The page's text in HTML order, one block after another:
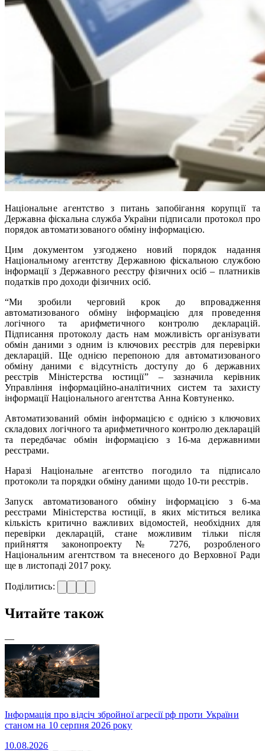
Національне агентство з питань запобігання корупції та
Державна фіскальна служба України підписали протокол про
порядок автоматизованого обміну інформацією.
Цим документом узгоджено новий порядок надання
Національному агентству Державною фіскальною службою
інформації з Державного реєстру фізичних осіб – платників
податків про доходи фізичних осіб.
“Ми зробили черговий крок до впровадження
автоматизованого обміну інформацією для проведення
логічного та арифметичного контролю декларацій.
Підписання протоколу дасть нам можливість організувати
обмін даними з одним із ключових реєстрів для перевірки
декларацій. Ще однією перепоною для автоматизованого
обміну даними є відсутність доступу до 6 державних
реєстрів Міністерства юстиції” – зазначила керівник
Управління інформаційно-аналітичних систем та захисту
інформації Національного агентства Анна Ковтуненко.
Автоматизований обмін інформацією є однією з ключових
складових логічного та арифметичного контролю декларацій
та передбачає обмін інформацією з 16-ма державними
реєстрами.
Наразі Національне агентство погодило та підписало
протоколи та порядки обміну даними щодо 10-ти реєстрів.
Запуск автоматизованого обміну інформацією з 6-ма
реєстрами Міністерства юстиції, в яких міститься велика
кількість критично важливих відомостей, необхідних для
перевірки декларацій, стане можливим тільки після
прийняття законопроекту № 7276, розробленого
Національним агентством та внесеного до Верховної Ради
ще в листопаді 2017 року.
Поділитись:
Читайте також
—
Інформація про відсіч збройної агресії рф проти України
станом на 10 серпня 2026 року
10.08.2026